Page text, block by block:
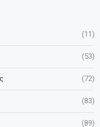
(11)
(53)
(72)
(83)
(89)